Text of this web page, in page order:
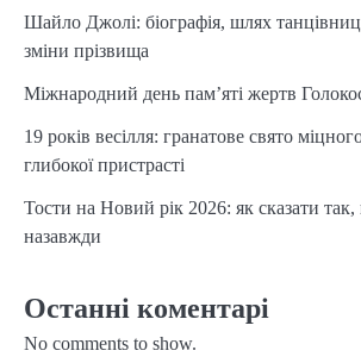
Шайло Джолі: біографія, шлях
зміни прізвища
Міжнародний день пам’яті жертв
19 років весілля: гранатове свято
глибокої пристрасті
Тости на Новий рік 2026: як сказати
назавжди
Останні коментарі
No comments to show.